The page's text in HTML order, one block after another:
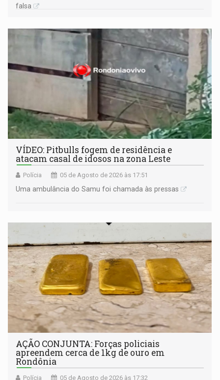
falsa
VÍDEO: Pitbulls fogem de residência e
atacam casal de idosos na zona Leste
Polícia 05 de Agosto de 2026 às 17:51
Uma ambulância do Samu foi chamada às pressas
AÇÃO CONJUNTA: Forças policiais
apreendem cerca de 1kg de ouro em
Rondônia
Polícia 05 de Agosto de 2026 às 17:32